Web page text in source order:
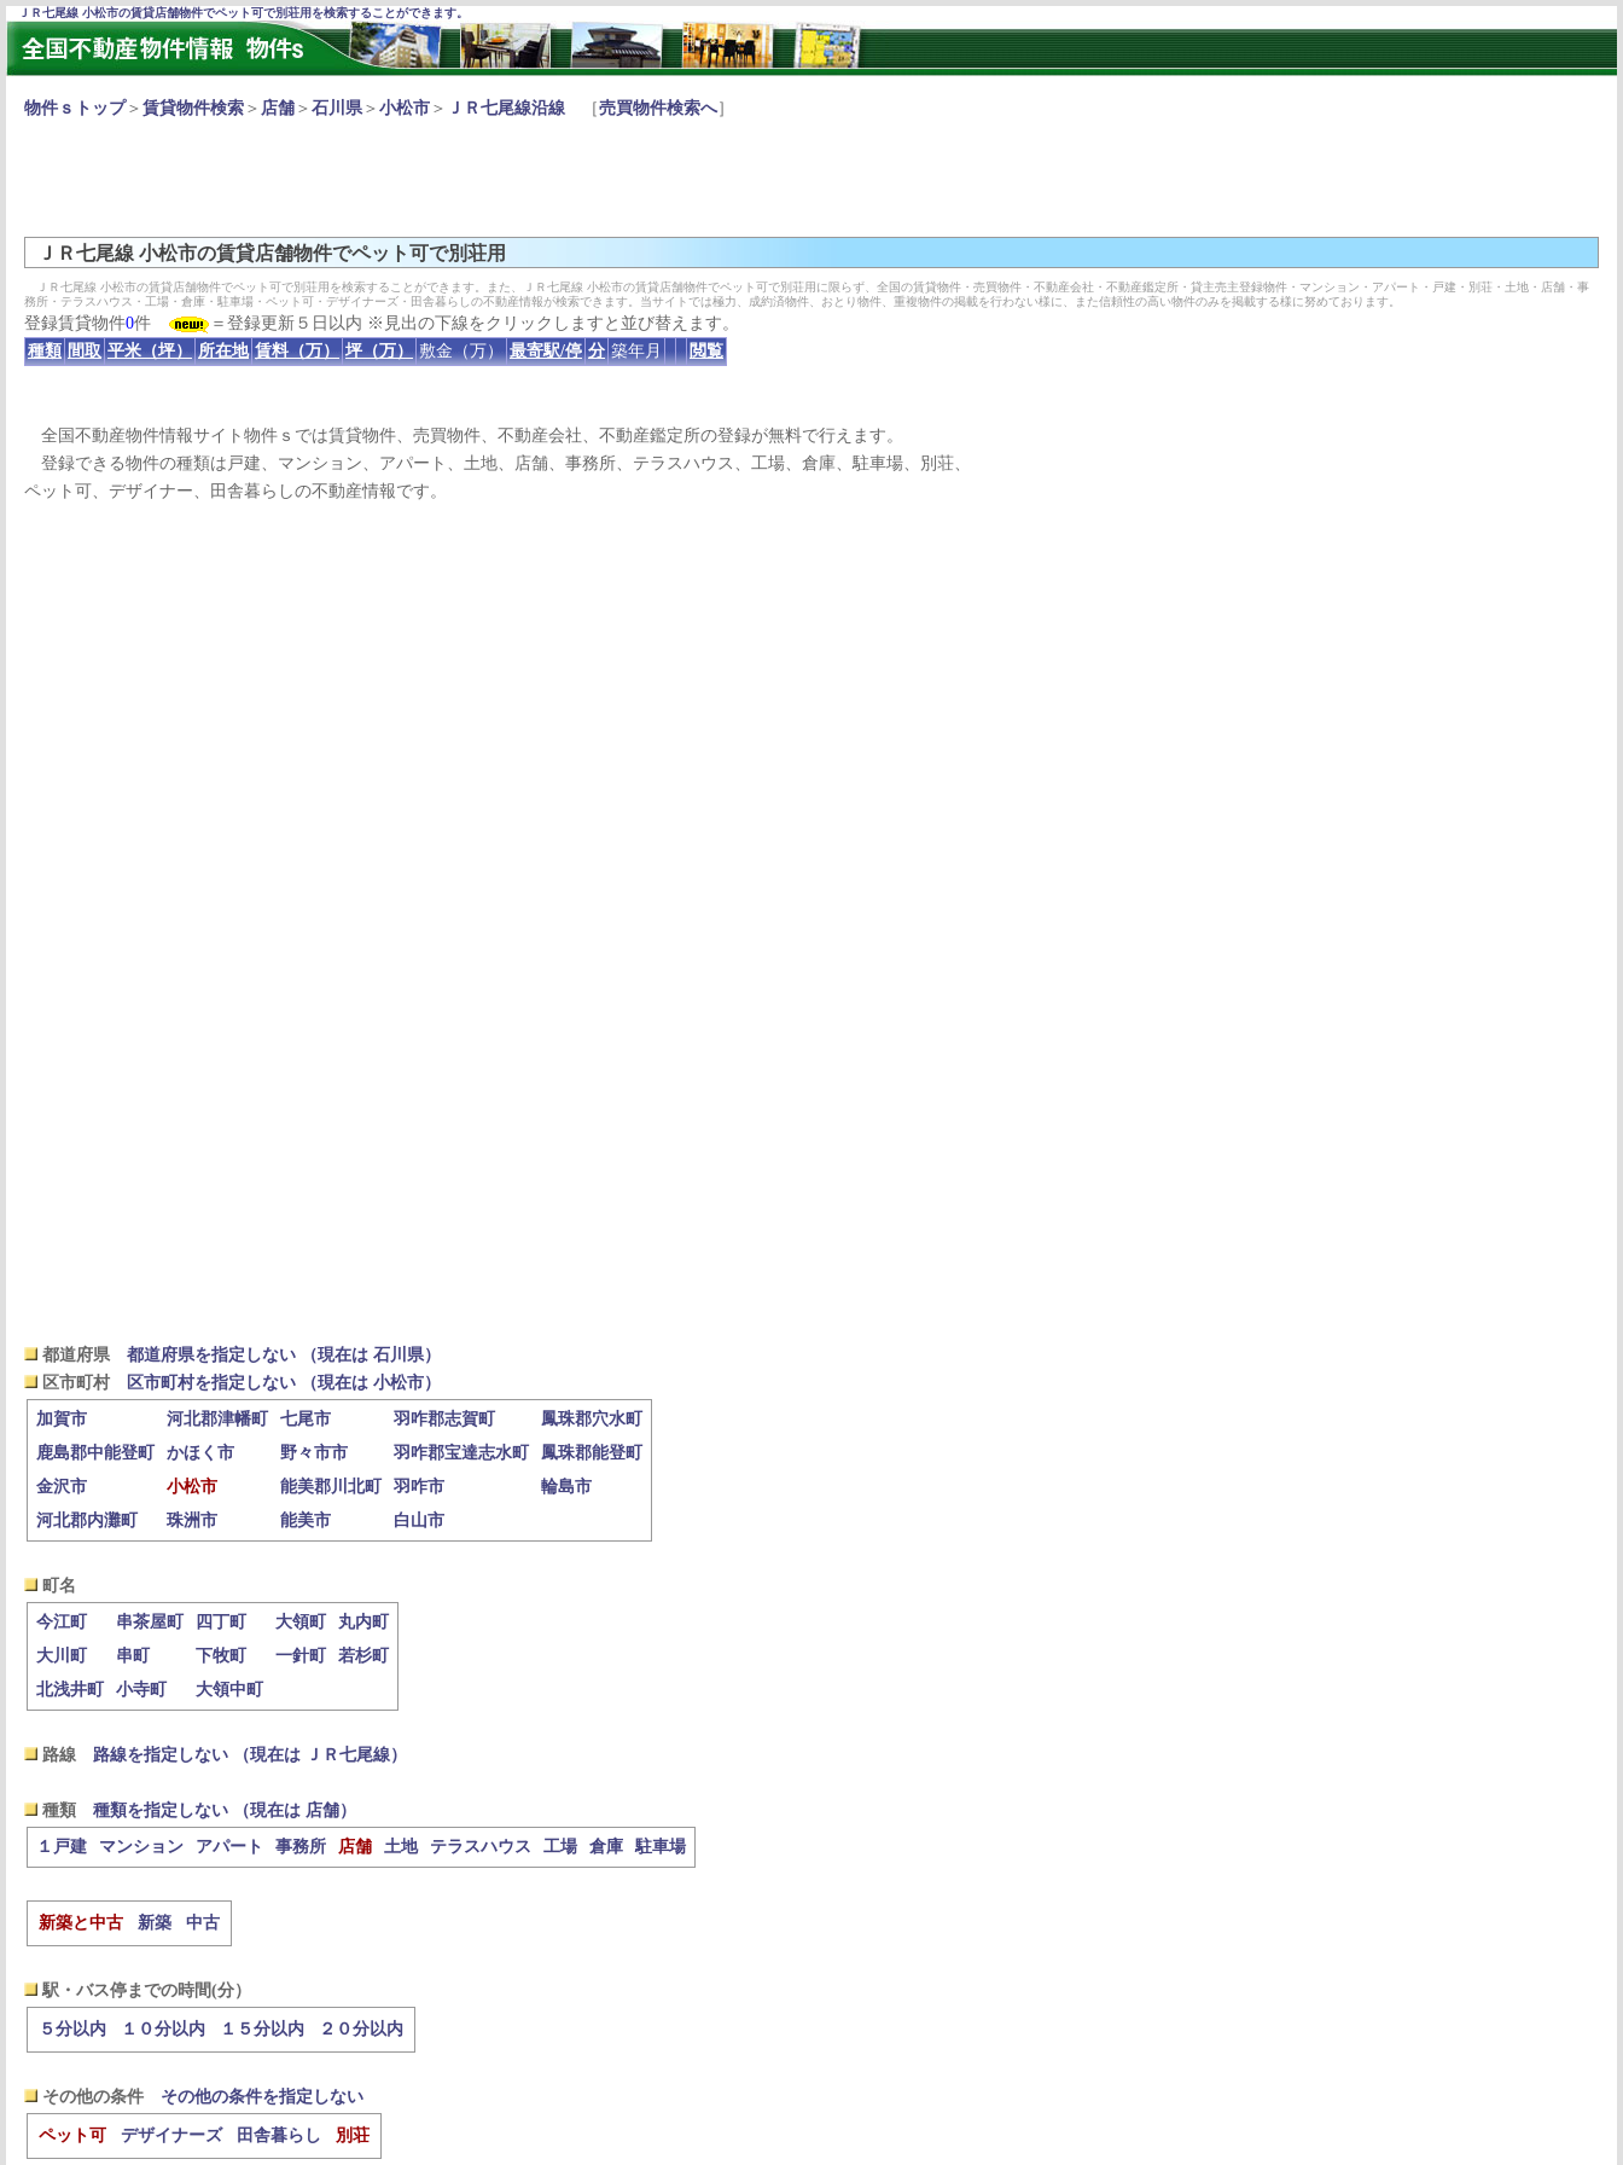
ＪＲ七尾線 小松市の賃貸店舗物件でペット可で別荘用を検索することができます。
物件ｓトップ＞ 賃貸物件検索 ＞ 店舗 ＞ 石川県＞ 小松市 ＞ ＪＲ七尾線沿線 ［売買物件検索へ］
ＪＲ七尾線 小松市の賃貸店舗物件でペット可で別荘用
ＪＲ七尾線 小松市の賃貸店舗物件でペット可で別荘用を検索することができます。また、ＪＲ七尾線 小松市の賃貸店舗物件でペット可で別荘用に限らず、全国の賃貸物件・売買物件・不動産会社・不動産鑑定所・貸主売主登録物件・マンション・アパート・戸建・別荘・土地・店舗・事
務所・テラスハウス・工場・倉庫・駐車場・ペット可・デザイナーズ・田舎暮らしの不動産情報が検索できます。当サイトでは極力、成約済物件、おとり物件、重複物件の掲載を行わない様に、また信頼性の高い物件のみを掲載する様に努めております。
登録賃貸物件0件
＝登録更新５日以内 ※見出の下線をクリックしますと並び替えます。
種類 間取 平米（坪） 所在地 賃料（万） 坪（万） 敷金（万） 最寄駅/停 分 築年月 閲覧
全国不動産物件情報サイト物件ｓでは賃貸物件、売買物件、不動産会社、不動産鑑定所の登録が無料で行えます。
登録できる物件の種類は戸建、マンション、アパート、土地、店舗、事務所、テラスハウス、工場、倉庫、駐車場、別荘、
ペット可、デザイナー、田舎暮らしの不動産情報です。
都道府県
都道府県を指定しない （現在は 石川県）
区市町村
区市町村を指定しない （現在は 小松市）
加賀市
河北郡津幡町 七尾市 羽咋郡志賀町
鳳珠郡穴水町
鹿島郡中能登町
かほく市 野々市市 羽咋郡宝達志水町
鳳珠郡能登町
金沢市
小松市 能美郡川北町 羽咋市
輪島市
河北郡内灘町
珠洲市 能美市 白山市
町名
今江町
串茶屋町 四丁町 大領町
丸内町
大川町
串町 下牧町 一針町
若杉町
北浅井町
小寺町 大領中町
路線 路線を指定しない （現在は ＪＲ七尾線）
種類
種類を指定しない （現在は 店舗）
１戸建
マンション アパート 事務所 店舗 土地 テラスハウス 工場 倉庫 駐車場
新築と中古 新築 中古
駅・バス停までの時間(分）
５分以内 １０分以内 １５分以内 ２０分以内
その他の条件 その他の条件を指定しない
ペット可 デザイナーズ 田舎暮らし 別荘